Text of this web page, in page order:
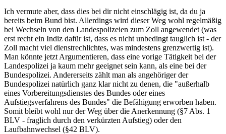
Ich vermute aber, dass dies bei dir nicht einschlägig ist, da du ja
bereits beim Bund bist. Allerdings wird dieser Weg wohl regelmäßig
bei Wechseln von den Landespolizeien zum Zoll angewendet (was
erst recht ein Indiz dafür ist, dass es nicht unbedingt tauglich ist - der
Zoll macht viel dienstrechlichtes, was mindestens grenzwertig ist).
Man könnte jetzt Argumentieren, dass eine vorige Tätigkeit bei der
Landespolizei ja kaum mehr geeignet sein kann, als eine bei der
Bundespolizei. Andererseits zählt man als angehöriger der
Bundespolizei natürlich ganz klar nicht zu denen, die "außerhalb
eines Vorbereitungsdienstes des Bundes oder eines
Aufstiegsverfahrens des Bundes" die Befähigung erworben haben.
Somit bleibt wohl nur der Weg über die Anerkennung (§7 Abs. 1
BLV - fraglich durch den verkürzten Aufstieg) oder den
Laufbahnwechsel (§42 BLV).